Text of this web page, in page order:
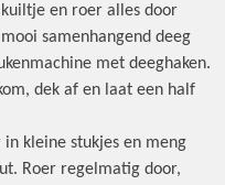
en roer alles door
samenhangend deeg
met deeghaken.
dek af en laat een half
kleine stukjes en meng
Roer regelmatig door,